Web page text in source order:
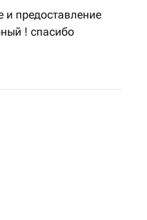
и предоставление
! спасибо